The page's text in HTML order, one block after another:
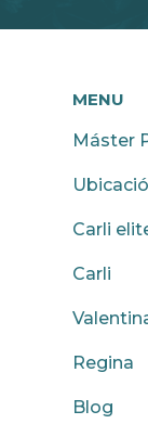
MENU
Máster
Carli
Carli
Regina
Blog